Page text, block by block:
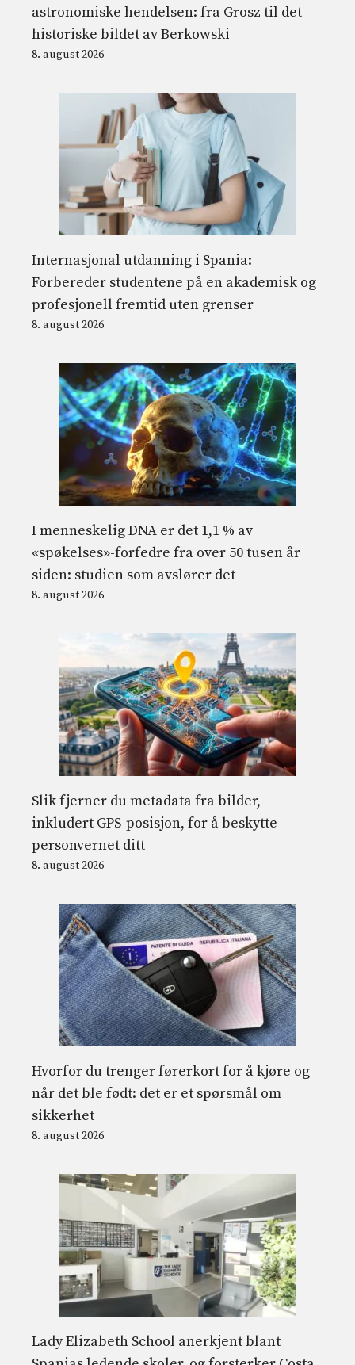
astronomiske hendelsen: fra Grosz til det
historiske bildet av Berkowski
8. august 2026
Internasjonal utdanning i Spania:
Forbereder studentene på en akademisk og
profesjonell fremtid uten grenser
8. august 2026
I menneskelig DNA er det 1,1 % av
«spøkelses»-forfedre fra over 50 tusen år
siden: studien som avslører det
8. august 2026
Slik fjerner du metadata fra bilder,
inkludert GPS-posisjon, for å beskytte
personvernet ditt
8. august 2026
Hvorfor du trenger førerkort for å kjøre og
når det ble født: det er et spørsmål om
sikkerhet
8. august 2026
Lady Elizabeth School anerkjent blant